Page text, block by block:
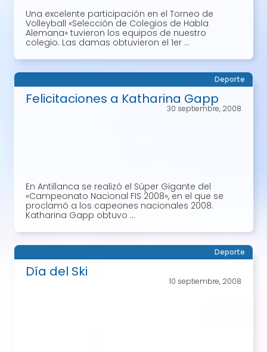
Una excelente participación en el Torneo de
Volleyball «Selección de Colegios de Habla
Alemana» tuvieron los equipos de nuestro
colegio. Las damas obtuvieron el 1er ...
Deporte
Felicitaciones a Katharina Gapp
30 septiembre, 2008
En Antillanca se realizó el Súper Gigante del
«Campeonato Nacional FIS 2008», en el que se
proclamó a los capeones nacionales 2008.
Katharina Gapp obtuvo ...
Deporte
Día del Ski
10 septiembre, 2008